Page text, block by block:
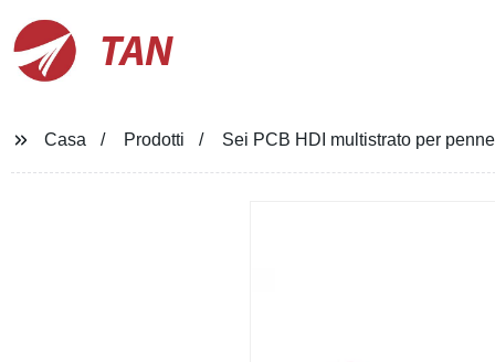
TAN
Casa Prodotti Sei PCB HDI multistrato per